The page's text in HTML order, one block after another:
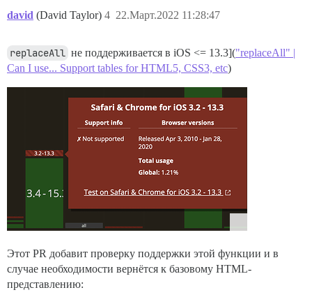
david (David Taylor) 22.Март.2022 11:28:47
4
replaceAll не поддерживается в iOS <= 13.3]("replaceAll" |
Can I use... Support tables for HTML5, CSS3, etc)
Этот PR добавит проверку поддержки этой функции и в
случае необходимости вернётся к базовому HTML-
представлению: